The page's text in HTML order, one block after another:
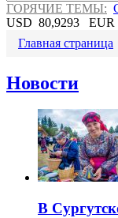
ГОРЯЧИЕ ТЕМЫ:
USD 80,9293 EUR
Главная страница
Новости
В